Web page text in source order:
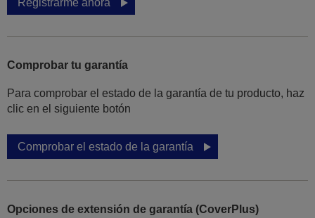
Registrarme ahora
Comprobar tu garantía
Para comprobar el estado de la garantía de tu producto, haz
clic en el siguiente botón
Comprobar el estado de la garantía
Opciones de extensión de garantía (CoverPlus)